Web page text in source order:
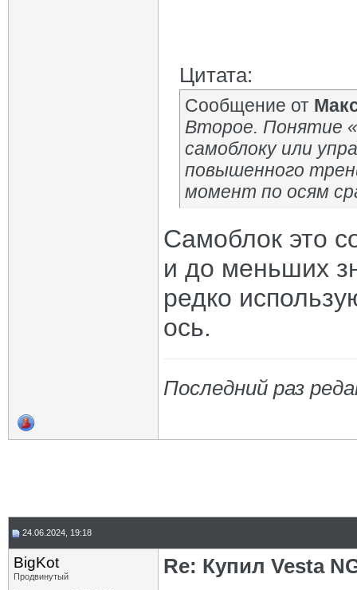
Цитата:
Сообщение от
Второе. Понятие
самоблоку или
повышенного
момент по осям
Самоблок это
и до меньших
редко
ось.
Последний раз
24.06.2024, 19:18
BigKot
Продвинутый
Re: Купил Vesta